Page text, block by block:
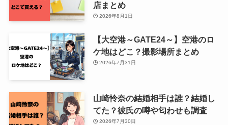
店まとめ
2026年8月1日
【大空港～GATE24～】空港のロ
ケ地はどこ？撮影場所まとめ
2026年7月31日
山崎怜奈の結婚相手は誰？結婚し
てた？彼氏の噂や匂わせも調査
2026年7月30日